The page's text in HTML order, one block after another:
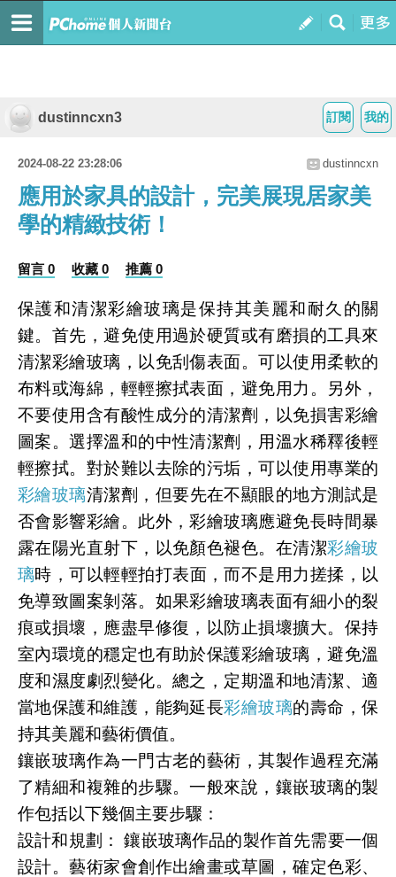
我的
訂閱
dustinncxn3
2024-08-22 23:28:06 dustinncxn
應用於家具的設計，完美展現居家美
學的精緻技術！
留言 0 收藏 0 推薦 0
保護和清潔彩繪玻璃是保持其美麗和耐久的關
鍵。首先，避免使用過於硬質或有磨損的工具來
清潔彩繪玻璃，以免刮傷表面。可以使用柔軟的
布料或海綿，輕輕擦拭表面，避免用力。另外，
不要使用含有酸性成分的清潔劑，以免損害彩繪
圖案。選擇溫和的中性清潔劑，用溫水稀釋後輕
輕擦拭。對於難以去除的污垢，可以使用專業的
彩繪玻璃清潔劑，但要先在不顯眼的地方測試是
否會影響彩繪。此外，彩繪玻璃應避免長時間暴
露在陽光直射下，以免顏色褪色。在清潔彩繪玻
璃時，可以輕輕拍打表面，而不是用力搓揉，以
免導致圖案剝落。如果彩繪玻璃表面有細小的裂
痕或損壞，應盡早修復，以防止損壞擴大。保持
室內環境的穩定也有助於保護彩繪玻璃，避免溫
度和濕度劇烈變化。總之，定期溫和地清潔、適
當地保護和維護，能夠延長彩繪玻璃的壽命，保
持其美麗和藝術價值。
鑲嵌玻璃作為一門古老的藝術，其製作過程充滿
了精細和複雜的步驟。一般來說，鑲嵌玻璃的製
作包括以下幾個主要步驟：
設計和規劃： 鑲嵌玻璃作品的製作首先需要一個
設計。藝術家會創作出繪畫或草圖，確定色彩、